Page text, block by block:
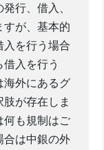
行、借入、
が、基本的
を行う場合
入を行う
海外にあるグ
が存在しま
何も規制はご
合は中銀の外